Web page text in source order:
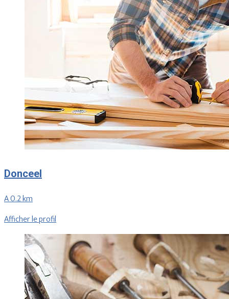
Donceel
A 0.2 km
Afficher le profil